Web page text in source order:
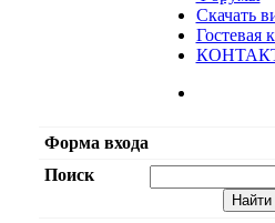
Скачать
Гостевая
Форма входа
Поиск